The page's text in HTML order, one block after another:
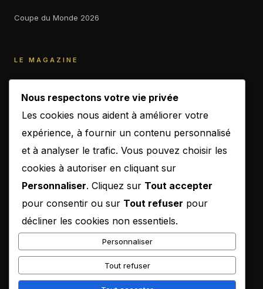
Coupe du Monde 2026
LE MAGAZINE
La rédaction
Publicité
CONTACT
contact@b-empiremagazine.com
Nous respectons votre vie privée
Les cookies nous aident à améliorer votre
expérience, à fournir un contenu personnalisé
et à analyser le trafic. Vous pouvez choisir les
cookies à autoriser en cliquant sur
Personnaliser. Cliquez sur Tout accepter
pour consentir ou sur Tout refuser pour
décliner les cookies non essentiels.
Personnaliser
Tout refuser